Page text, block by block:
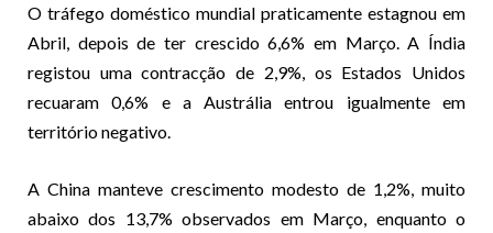
O tráfego doméstico mundial praticamente estagnou em
Abril, depois de ter crescido 6,6% em Março. A Índia
registou uma contracção de 2,9%, os Estados Unidos
recuaram 0,6% e a Austrália entrou igualmente em
território negativo.
A China manteve crescimento modesto de 1,2%, muito
abaixo dos 13,7% observados em Março, enquanto o